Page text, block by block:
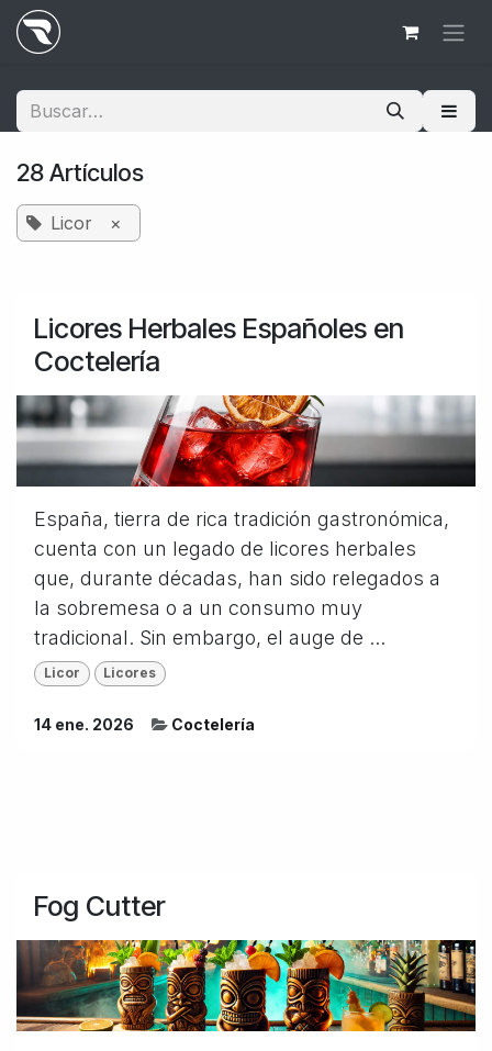
Ir al contenido
28 Artículos
Licor ×
Licores Herbales Españoles en
Coctelería
España, tierra de rica tradición gastronómica,
cuenta con un legado de licores herbales
que, durante décadas, han sido relegados a
la sobremesa o a un consumo muy
tradicional. Sin embargo, el auge de ...
Licor Licores
14 ene. 2026 Coctelería
Fog Cutter